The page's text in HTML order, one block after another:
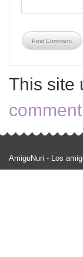
This site
AmiguNuri - Los